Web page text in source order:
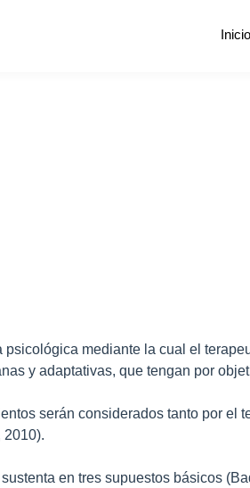
Inicio
mediante la cual el
y adaptativas, que tengan por
serán considerados tanto por
2010).
en tres supuestos básicos